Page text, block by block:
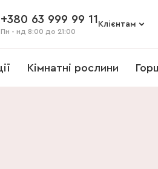
+380 63 999 99 11
Пн - нд 8:00 до 21:00
Клієнтам
Кімнатні рослини